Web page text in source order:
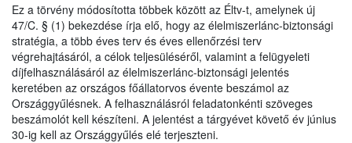
Ez a törvény módosította többek között az Éltv-t, amelynek új
47/C. § (1) bekezdése írja elő, hogy az élelmiszerlánc-biztonsági
stratégia, a több éves terv és éves ellenőrzési terv
végrehajtásáról, a célok teljesüléséről, valamint a felügyeleti
díjfelhasználásáról az élelmiszerlánc-biztonsági jelentés
keretében az országos főállatorvos évente beszámol az
Országgyűlésnek. A felhasználásról feladatonkénti szöveges
beszámolót kell készíteni. A jelentést a tárgyévet követő év június
30-ig kell az Országgyűlés elé terjeszteni.